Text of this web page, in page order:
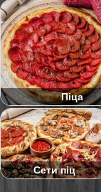
Піца
Сети піц